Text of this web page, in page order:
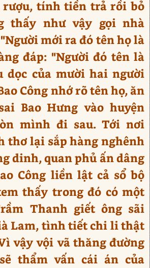
rượu, tính tiền trả rồi bỏ
thấy như vậy gọi nhà
mới ra đó tên họ là
đáp: "Người đó tên là
dọc của mười hai người
Công nhớ rõ tên họ, ăn
Bao Hưng vào huyện
mình đi sau. Tới nơi
thơ lại sắp hàng nghênh
dinh, quan phủ ấn dâng
Công liền lật cả sổ bộ
thấy trong đó có một
Thanh giết ông sãi
Lam, tình tiết chi li thật
vậy vội vã thăng đường
thẩm vấn cái án của